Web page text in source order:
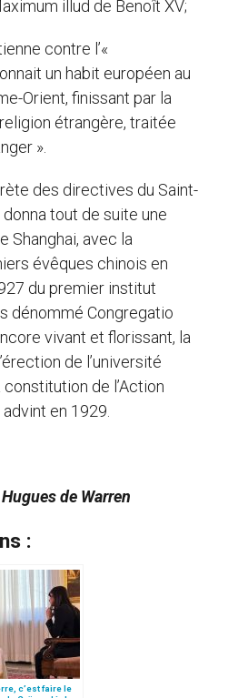
illud de Benoît XV;
contre l’«
un habit européen au
Orient, finissant par la
étrangère, traitée
».
des directives du Saint-
tout de suite une
Shanghai, avec la
évêques chinois en
du premier institut
dénommé Congregatio
vivant et florissant, la
de l’université
de l’Action
en 1929.
de Warren
:
c’est faire le